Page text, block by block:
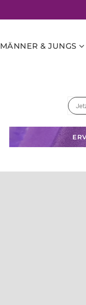
MÄNNER & JUNGS